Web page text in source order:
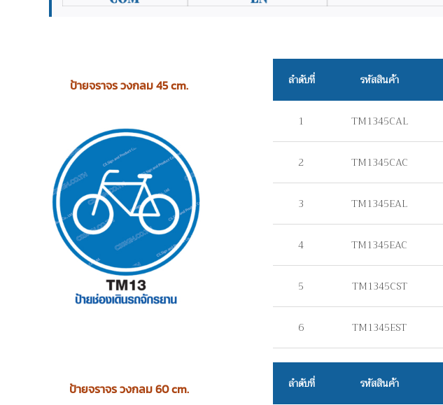
ป้ายจราจร วงกลม 45 cm. ลำดับที่ รหัสสินค้า
1 TM1345CAL
2 TM1345CAC
3 TM1345EAL
4 TM1345EAC
5 TM1345CST
6 TM1345EST
ป้ายจราจร วงกลม 60 cm. ลำดับที่ รหัสสินค้า